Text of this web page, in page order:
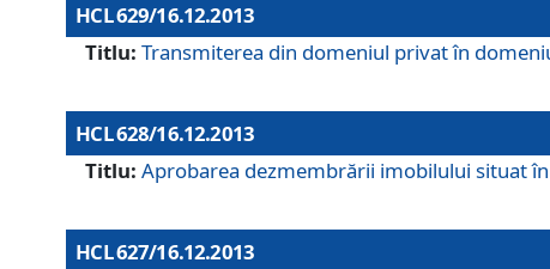
HCL 629/16.12.2013
Titlu: Transmiterea din domeniul privat în
HCL 628/16.12.2013
Titlu: Aprobarea dezmembrării imobilului situat
HCL 627/16.12.2013